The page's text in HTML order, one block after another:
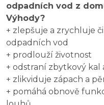
odpadních vod z
Výhody?
+ zlepšuje a zrychluje
odpadních vod
+ prodlouží životnost
+ odstraní zbytkový kal
+ zlikviduje zápach a
+ pomáhá obnově